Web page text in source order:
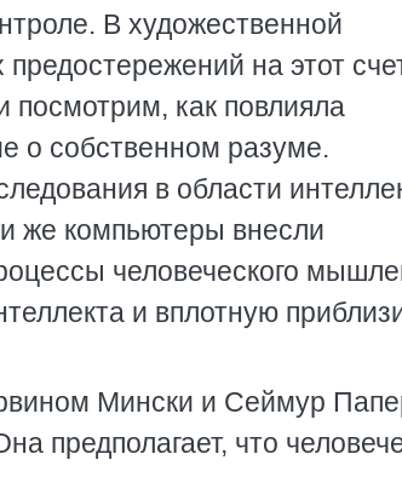
В художественной
на этот
посмотрим, как повлияла
о собственном разуме.
в области
же компьютеры внесли
человеческого
и вплотную
Мински и Сеймур
предполагает, что